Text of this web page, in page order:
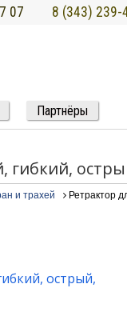
07 8 (343) 239-
Партнёры
гибкий,
и трахей Ретрактор